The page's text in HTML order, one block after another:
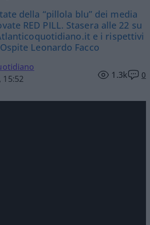
della “pillola blu” dei media
RED PILL. Stasera alle 22 su
e i rispettivi
Leonardo Facco
15:52
1.3k 0